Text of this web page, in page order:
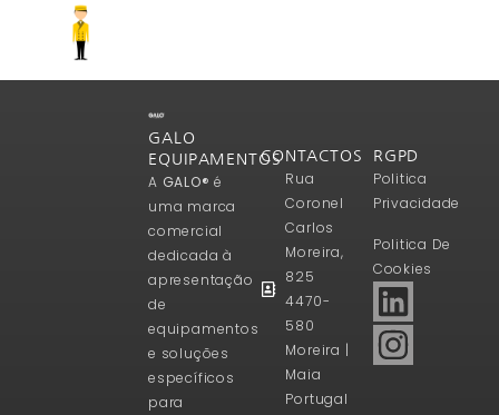
GALO
EQUIPAMENTOS
A GALO® é
uma marca
comercial
dedicada à
apresentação
de
equipamentos
e soluções
específicos
para
CONTACTOS
Rua
Coronel
Carlos
Moreira,
825
4470-
580
Moreira |
Maia
Portugal
RGPD
Politica
Privacidade
Politica De
Cookies